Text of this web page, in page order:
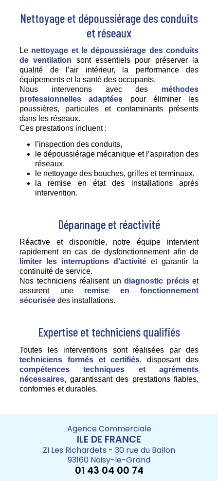
Nettoyage et dépoussiérage des conduits
et réseaux
Le nettoyage et le dépoussiérage des conduits
de ventilation sont essentiels pour préserver la
qualité de l’air intérieur, la performance des
équipements et la santé des occupants.
Nous intervenons avec des méthodes
professionnelles adaptées pour éliminer les
poussières, particules et contaminants présents
dans les réseaux.
Ces prestations incluent :
l’inspection des conduits,
le dépoussiérage mécanique et l’aspiration des
réseaux,
le nettoyage des bouches, grilles et terminaux,
la remise en état des installations après
intervention.
Dépannage et réactivité
Réactive et disponible, notre équipe intervient
rapidement en cas de dysfonctionnement afin de
limiter les interruptions d’activité et garantir la
continuité de service.
Nos techniciens réalisent un diagnostic préciset
assurent une remise en fonctionnement
sécurisée des installations.
Expertise et techniciens qualifiés
Toutes les interventions sont réalisées par des
techniciens formés et certifiés, disposant des
compétences techniques et agréments
nécessaires, garantissant des prestations fiables,
conformes et durables.
Agence Commerciale
ILE DE FRANCE
ZI Les Richardets - 30 rue du Ballon
93160 Noisy-le-Grand
01 43 04 00 74